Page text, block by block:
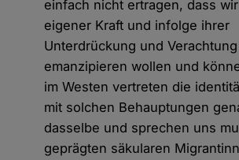
einfach nicht ertragen, dass
eigener Kraft und infolge ihrer
Unterdrückung und
emanzipieren wollen und
im Westen vertreten die
mit solchen Behauptungen
dasselbe und sprechen uns
geprägten säkularen